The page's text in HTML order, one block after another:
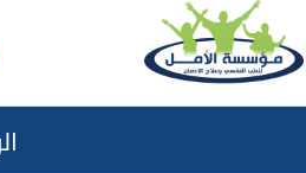
لعلاج
الادمان